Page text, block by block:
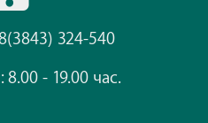
324-540
- 19.00 час.